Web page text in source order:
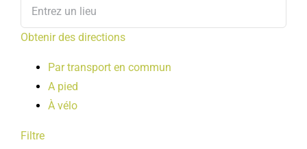
Obtenir des directions
Par transport en commun
A pied
À vélo
Filtre